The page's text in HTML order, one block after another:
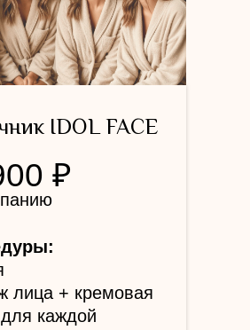
IDOL FACE
лица + кремовая
каждой
₽